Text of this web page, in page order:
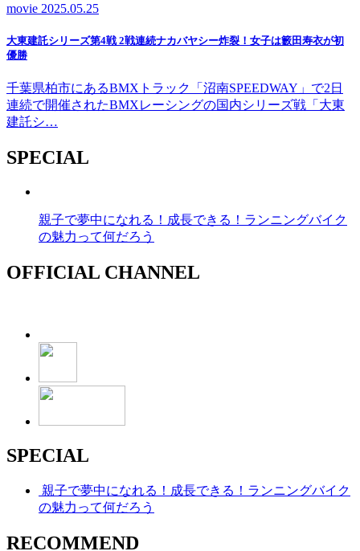
movie 2025.05.25
大東建託シリーズ第4戦 2戦連続ナカバヤシー炸裂！女子は籔田寿衣が初
優勝
千葉県柏市にあるBMXトラック「沼南SPEEDWAY」で2日
連続で開催されたBMXレーシングの国内シリーズ戦「大東
建託シ…
SPECIAL
親子で夢中になれる！成長できる！ランニングバイク
の魅力って何だろう
OFFICIAL CHANNEL
SPECIAL
親子で夢中になれる！成長できる！ランニングバイク
の魅力って何だろう
RECOMMEND